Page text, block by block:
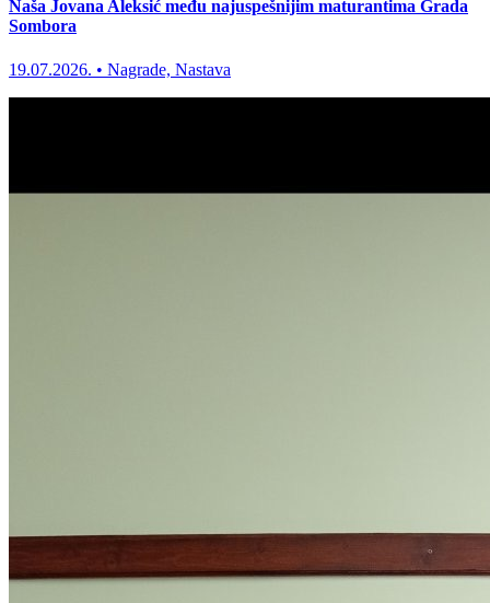
Naša Jovana Aleksić među najuspešnijim maturantima Grada
Sombora
19.07.2026. • Nagrade, Nastava